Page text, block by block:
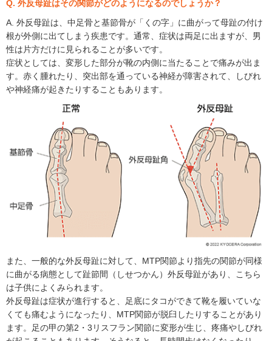
Q. 外反母趾はその関節がどのようになるのでしょうか？
A. 外反母趾は、中足骨と基節骨が「くの字」に曲がって母趾の付け
根が外側に出てしまう疾患です。通常、症状は両足に出ますが、男
性は片方だけに見られることが多いです。
症状としては、変形した部分が靴の内側に当たることで痛みが出ま
す。赤く腫れたり、突出部を通っている神経が障害されて、しびれ
や神経痛が起きたりすることもあります。
また、一般的な外反母趾に対して、MTP関節より指先の関節が同様
に曲がる病態として趾節間（しせつかん）外反母趾があり、こちら
は子供によくみられます。
外反母趾は症状が進行すると、足底にタコができて靴を履いていな
くても痛むようになったり、MTP関節が脱臼したりすることがあり
ます。足の甲の第2・3リスフラン関節に変形が生じ、疼痛やしびれ